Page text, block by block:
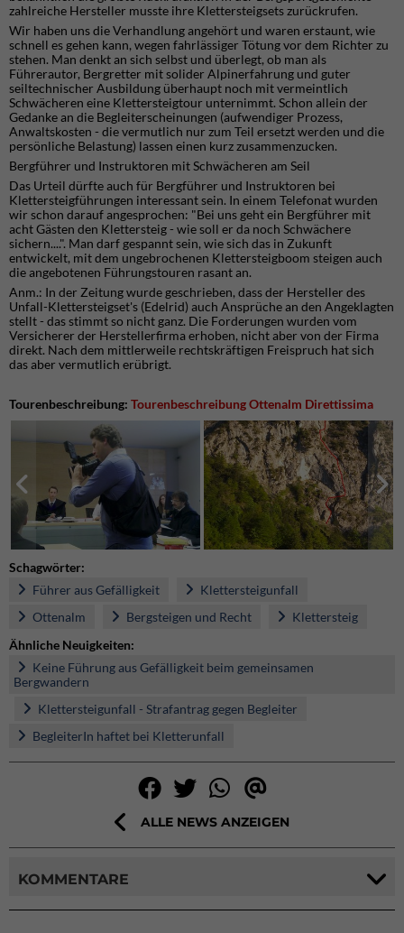
zahlreiche Hersteller musste ihre Klettersteigsets zurückrufen.
Wir haben uns die Verhandlung angehört und waren erstaunt, wie
schnell es gehen kann, wegen fahrlässiger Tötung vor dem Richter zu
stehen. Man denkt an sich selbst und überlegt, ob man als
Führerautor, Bergretter mit solider Alpinerfahrung und guter
seiltechnischer Ausbildung überhaupt noch mit vermeintlich
Schwächeren eine Klettersteigtour unternimmt. Schon allein der
Gedanke an die Begleiterscheinungen (aufwendiger Prozess,
Anwaltskosten - die vermutlich nur zum Teil ersetzt werden und die
persönliche Belastung) lassen einen kurz zusammenzucken.
Bergführer und Instruktoren mit Schwächeren am Seil
Das Urteil dürfte auch für Bergführer und Instruktoren bei
Klettersteigführungen interessant sein. In einem Telefonat wurden
wir schon darauf angesprochen: "Bei uns geht ein Bergführer mit
acht Gästen den Klettersteig - wie soll er da noch Schwächere
sichern....". Man darf gespannt sein, wie sich das in Zukunft
entwickelt, mit dem ungebrochenen Klettersteigboom steigen auch
die angebotenen Führungstouren rasant an.
Anm.: In der Zeitung wurde geschrieben, dass der Hersteller des
Unfall-Klettersteigset's (Edelrid) auch Ansprüche an den Angeklagten
stellt - das stimmt so nicht ganz. Die Forderungen wurden vom
Versicherer der Herstellerfirma erhoben, nicht aber von der Firma
direkt. Nach dem mittlerweile rechtskräftigen Freispruch hat sich
das aber vermutlich erübrigt.
Tourenbeschreibung: Tourenbeschreibung Ottenalm Direttissima
Schagwörter:
Führer aus Gefälligkeit
Klettersteigunfall
Ottenalm
Bergsteigen und Recht
Klettersteig
Ähnliche Neuigkeiten:
Keine Führung aus Gefälligkeit beim gemeinsamen
Bergwandern
Klettersteigunfall - Strafantrag gegen Begleiter
BegleiterIn haftet bei Kletterunfall
ALLE NEWS ANZEIGEN
KOMMENTARE